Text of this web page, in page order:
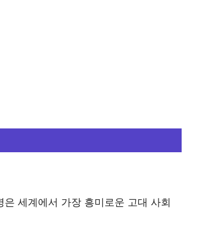
세계에서 가장 흥미로운 고대 사회